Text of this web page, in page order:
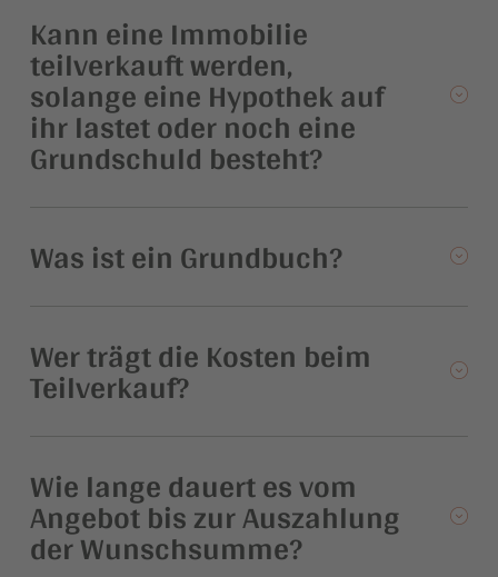
Kann eine Immobilie
teilverkauft werden,
solange eine Hypothek auf
ihr lastet oder noch eine
Grundschuld besteht?
Was ist ein Grundbuch?
Wer trägt die Kosten beim
Teilverkauf?
Wie lange dauert es vom
Angebot bis zur Auszahlung
der Wunschsumme?